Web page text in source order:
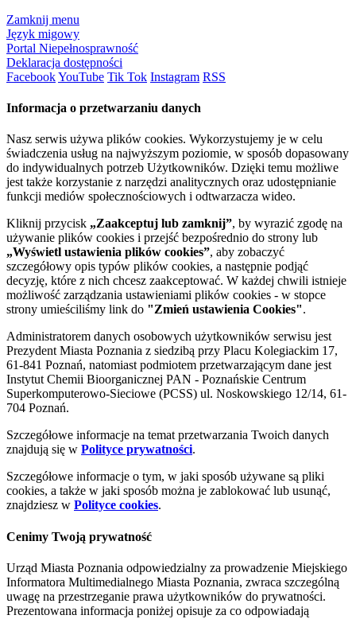
Zamknij menu
Język migowy
Portal Niepełnosprawność
Deklaracja dostępności
FacebookYouTube Tik Tok Instagram RSS
Informacja o przetwarzaniu danych
Nasz serwis używa plików cookies. Wykorzystujemy je w celu
świadczenia usług na najwyższym poziomie, w sposób dopasowany
do indywidualnych potrzeb Użytkowników. Dzięki temu możliwe
jest także korzystanie z narzędzi analitycznych oraz udostępnianie
funkcji mediów społecznościowych i odtwarzacza wideo.
Kliknij przycisk „Zaakceptuj lub zamknij”, by wyrazić zgodę na
używanie plików cookies i przejść bezpośrednio do strony lub
„Wyświetl ustawienia plików cookies”, aby zobaczyć
szczegółowy opis typów plików cookies, a następnie podjąć
decyzję, które z nich chcesz zaakceptować. W każdej chwili istnieje
możliwość zarządzania ustawieniami plików cookies - w stopce
strony umieściliśmy link do "Zmień ustawienia Cookies".
Administratorem danych osobowych użytkowników serwisu jest
Prezydent Miasta Poznania z siedzibą przy Placu Kolegiackim 17,
61-841 Poznań, natomiast podmiotem przetwarzającym dane jest
Instytut Chemii Bioorganicznej PAN - Poznańskie Centrum
Superkomputerowo-Sieciowe (PCSS) ul. Noskowskiego 12/14, 61-
704 Poznań.
Szczegółowe informacje na temat przetwarzania Twoich danych
znajdują się w Polityce prywatności.
Szczegółowe informacje o tym, w jaki sposób używane są pliki
cookies, a także w jaki sposób można je zablokować lub usunąć,
znajdziesz w Polityce cookies.
Cenimy Twoją prywatność
Urząd Miasta Poznania odpowiedzialny za prowadzenie Miejskiego
Informatora Multimedialnego Miasta Poznania, zwraca szczególną
uwagę na przestrzeganie prawa użytkowników do prywatności.
Prezentowana informacja poniżej opisuje za co odpowiadają